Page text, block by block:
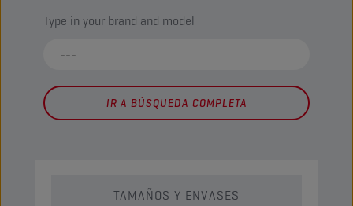
Type in your brand and model
IR A BÚSQUEDA COMPLETA
TAMAÑOS Y ENVASES